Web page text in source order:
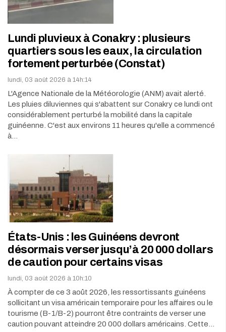
Lundi pluvieux à Conakry : plusieurs
quartiers sous les eaux, la circulation
fortement perturbée (Constat)
lundi, 03 août 2026 à 14h:14
L'Agence Nationale de la Météorologie (ANM) avait alerté.
Les pluies diluviennes qui s'abattent sur Conakry ce lundi ont
considérablement perturbé la mobilité dans la capitale
guinéenne. C'est aux environs 11 heures qu'elle a commencé
à…
États-Unis : les Guinéens devront
désormais verser jusqu’à 20 000 dollars
de caution pour certains visas
lundi, 03 août 2026 à 10h:10
À compter de ce 3 août 2026, les ressortissants guinéens
sollicitant un visa américain temporaire pour les affaires ou le
tourisme (B-1/B-2) pourront être contraints de verser une
caution pouvant atteindre 20 000 dollars américains. Cette…